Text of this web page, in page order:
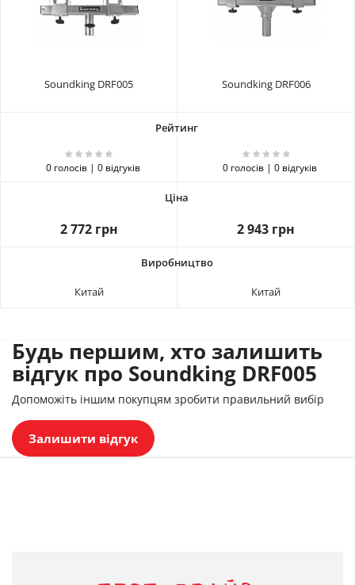
Soundking DRF005 Soundking DRF006
0 голосів | 0 відгуків 0 голосів | 0 відгуків
2 772 грн 2 943 грн
Китай Китай
Будь першим, хто залишить
відгук про Soundking DRF005
Допоможіть іншим покупцям зробити правильний вибір
Залишити відгук